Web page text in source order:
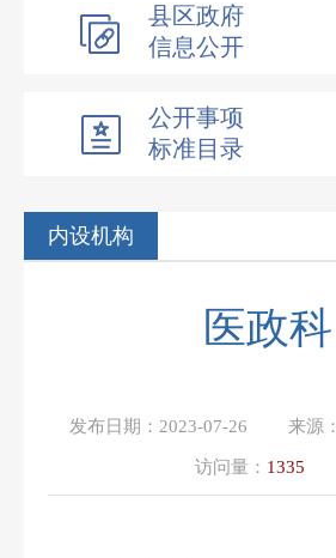
县区政府
信息公开
公开事项
标准目录
内设机构
医政科
发布日期： 2023-07-26 来源：
访问量： 1335